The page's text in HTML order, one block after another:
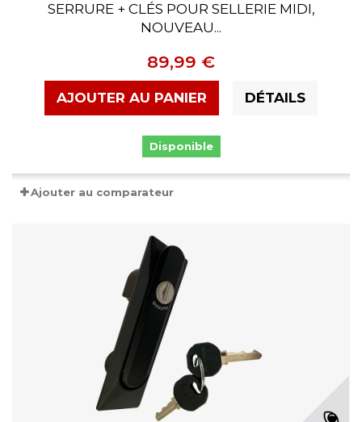
SERRURE + CLÉS POUR SELLERIE MIDI,
NOUVEAU...
89,99 €
AJOUTER AU PANIER DÉTAILS
Disponible
Ajouter au comparateur